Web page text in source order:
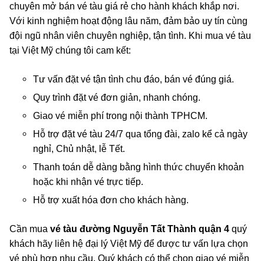
chuyên mở bán vé tàu giá rẻ cho hành khách khắp nơi.
Với kinh nghiệm hoạt động lâu năm, đảm bảo uy tín cùng
đội ngũ nhân viên chuyên nghiệp, tận tình. Khi mua vé tàu
tại Việt Mỹ chúng tôi cam kết:
Tư vấn đặt vé tận tình chu đáo, bán vé đúng giá.
Quy trình đặt vé đơn giản, nhanh chóng.
Giao vé miễn phí trong nội thành TPHCM.
Hỗ trợ đặt vé tàu 24/7 qua tổng đài, zalo kể cả ngày
nghỉ, Chủ nhật, lễ Tết.
Thanh toán dễ dàng bằng hình thức chuyển khoản
hoặc khi nhận vé trực tiếp.
Hỗ trợ xuất hóa đơn cho khách hàng.
Cần mua vé tàu đường Nguyễn Tất Thành quận 4 quý
khách hãy liên hệ đại lý Việt Mỹ để được tư vấn lựa chọn
vé phù hợp nhu cầu. Quý khách có thể chọn giao vé miễn